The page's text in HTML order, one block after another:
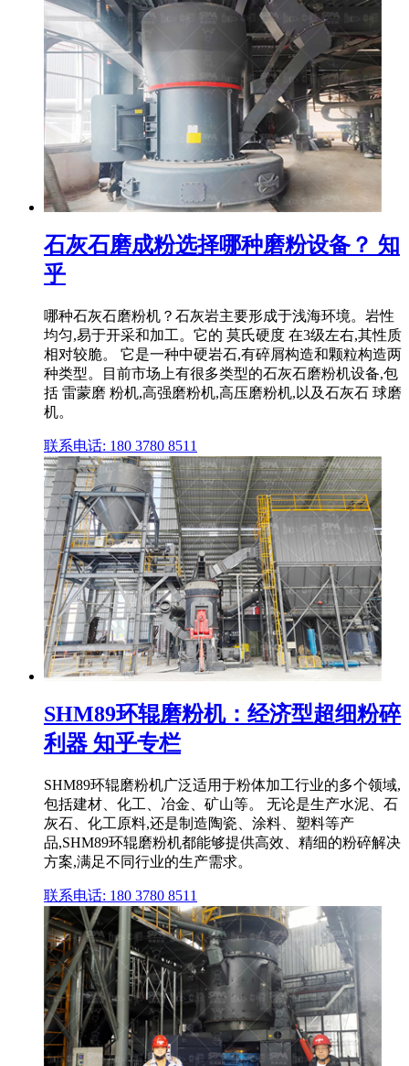
石灰石磨成粉选择哪种磨粉设备？ 知
乎
哪种石灰石磨粉机？石灰岩主要形成于浅海环境。岩性
均匀,易于开采和加工。它的 莫氏硬度 在3级左右,其性质
相对较脆。 它是一种中硬岩石,有碎屑构造和颗粒构造两
种类型。目前市场上有很多类型的石灰石磨粉机设备,包
括 雷蒙磨 粉机,高强磨粉机,高压磨粉机,以及石灰石 球磨
机。
联系电话: 180 3780 8511
SHM89环辊磨粉机：经济型超细粉碎
利器 知乎专栏
SHM89环辊磨粉机广泛适用于粉体加工行业的多个领域,
包括建材、化工、冶金、矿山等。 无论是生产水泥、石
灰石、化工原料,还是制造陶瓷、涂料、塑料等产
品,SHM89环辊磨粉机都能够提供高效、精细的粉碎解决
方案,满足不同行业的生产需求。
联系电话: 180 3780 8511